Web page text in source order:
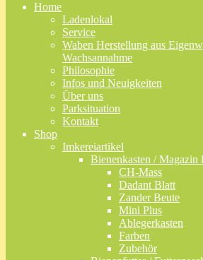
Home
Ladenlokal
Service
Waben Herstellung aus
Wachsannahme
Philosophie
Infos und Neuigkeiten
Über uns
Parksituation
Kontakt
Shop
Imkereiartikel
Bienenkasten / Magazin
CH-Mass
Dadant Blatt
Zander Beute
Mini Plus
Ablegerkasten
Farben
Zubehör